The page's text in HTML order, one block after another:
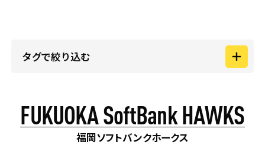
地域共創プロジェクト
タグで絞り込む
#キャンペーン #試合 / イベント #その他
FUKUOKA SoftBank HAWKS
福岡ソフトバンクホークス